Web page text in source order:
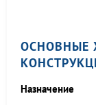
ОСНОВНЫЕ
Назначение